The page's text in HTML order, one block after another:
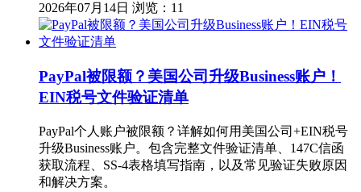
2026年07月14日 浏览：11
PayPal被限额？美国公司升级Business账户！
EIN税号文件验证清单
PayPal个人账户被限额？详解如何用美国公司+EIN税号
升级Business账户。包含完整文件验证清单、147C信函
获取流程、SS-4表格填写指南，以及常见验证失败原因
和解决方案。